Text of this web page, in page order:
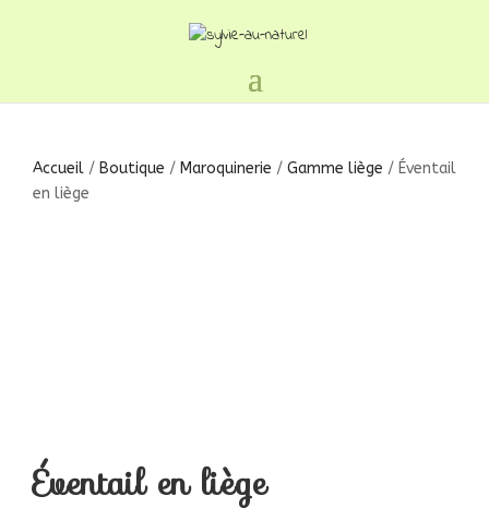
Accueil / Boutique / Maroquinerie / Gamme liège / Éventail
en liège
Éventail en liège